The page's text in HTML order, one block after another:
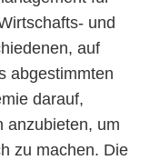
und
auf
abgestimmten
darauf,
anzubieten, um
zu machen. Die